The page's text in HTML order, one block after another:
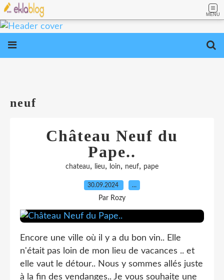
MENU
neuf
Château Neuf du
Pape..
chateau, lieu, loin, neuf, pape
30.09.2024 …
Par Rozy
Encore une ville où il y a du bon vin.. Elle
n'était pas loin de mon lieu de vacances .. et
elle vaut le détour.. Nous y sommes allés juste
à la fin des vendanges.. Je vous souhaite une